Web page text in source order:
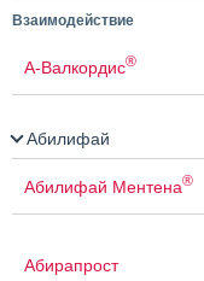
Взаимодействие
А-Валкордис®
Абилифай
Абилифай Ментена®
Абирапрост